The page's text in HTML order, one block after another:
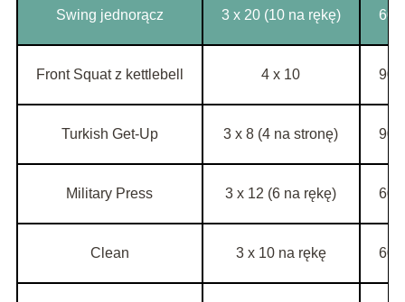
Swing jednorącz 3 x 20 (10 na rękę) 60
Front Squat z kettlebell 4 x 10 90
Turkish Get-Up 3 x 8 (4 na stronę) 90
Military Press 3 x 12 (6 na rękę) 60
Clean 3 x 10 na rękę 60